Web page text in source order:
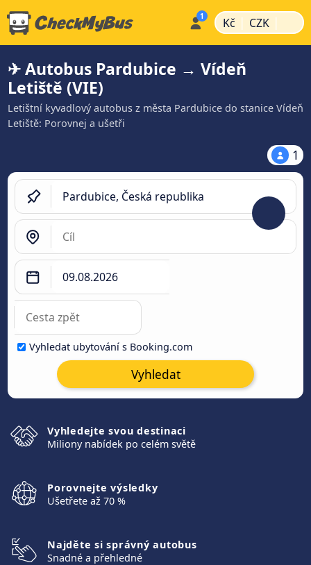
Kč | CZK |
✈ Autobus Pardubice → Vídeň
Letiště (VIE)
Letištní kyvadlový autobus z města Pardubice do stanice Vídeň
Letiště: Porovnej a ušetři
1
Vyhledat ubytování s Booking.com
Vyhledat
Vyhledejte svou destinaci
Miliony nabídek po celém světě
Porovnejte výsledky
Ušetřete až 70 %
Najděte si správný autobus
Snadné a přehledné